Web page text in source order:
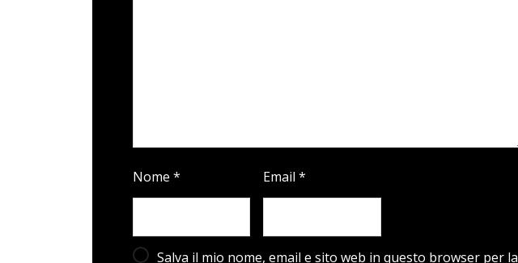
Nome * Email*
Salva il mio nome, email e sito web in questo browser per la